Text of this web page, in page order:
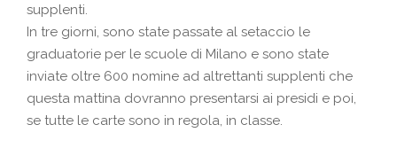
supplenti.
In tre giorni, sono state passate al setaccio le
graduatorie per le scuole di Milano e sono state
inviate oltre 600 nomine ad altrettanti supplenti che
questa mattina dovranno presentarsi ai presidi e poi,
se tutte le carte sono in regola, in classe.